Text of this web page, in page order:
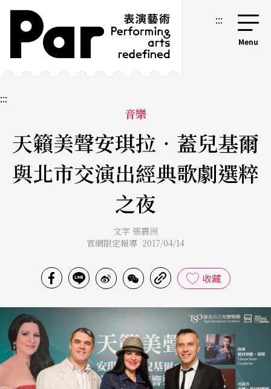
跳到主要內容區塊
網站導覽 :::
:::
音樂
天籟美聲安琪拉‧蓋兒基爾
與北市交演出經典歌劇選粹
之夜
文字 張震洲
官網限定報導 2017/04/14
收藏